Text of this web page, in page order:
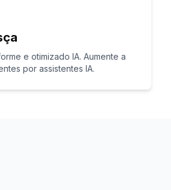
e otimizado IA. Aumente a
por assistentes IA.